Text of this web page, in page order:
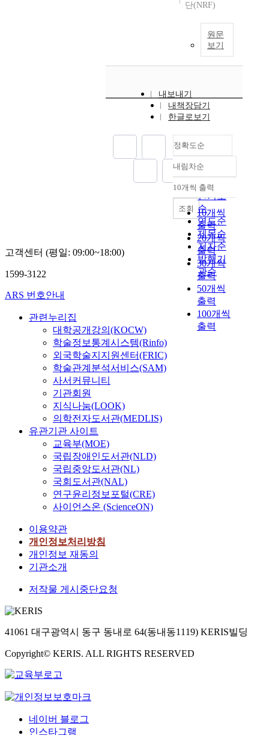
단(NRF)
원문
보기
내보내기
내책장담기
한글로보기
정확도순
정확도
순
인기도
순
연도순
제목순
저자순
발행기
관순
내림차순
내림차순
10개씩 출력
10개씩
출력
20개씩
출력
30개씩
출력
50개씩
출력
100개씩
출력
조회
고객센터 (평일: 09:00~18:00)
1599-3122
ARS 번호안내
관련누리집
대학공개강의(KOCW)
학술정보통계시스템(Rinfo)
외국학술지지원센터(FRIC)
학술관계분석서비스(SAM)
사서커뮤니티
기관회원
지식나눔(LOOK)
의학전자도서관(MEDLIS)
유관기관 사이트
교육부(MOE)
국립장애인도서관(NLD)
국립중앙도서관(NL)
국회도서관(NAL)
연구윤리정보포털(CRE)
사이언스온 (ScienceON)
이용약관
개인정보처리방침
개인정보 재동의
기관소개
저작물 게시중단요청
41061 대구광역시 동구 동내로 64(동내동1119) KERIS빌딩
Copyright© KERIS. ALL RIGHTS RESERVED
네이버 블로그
인스타그램